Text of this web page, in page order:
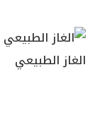
الغاز الطبيعي